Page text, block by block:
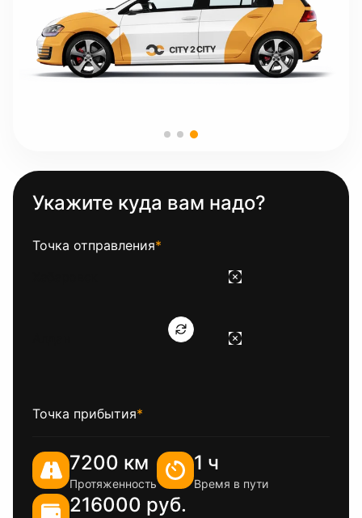
Укажите куда вам надо?
Точка отправления*
Точка прибытия*
7200 км
Протяженность
1 ч
Время в пути
216000 руб.